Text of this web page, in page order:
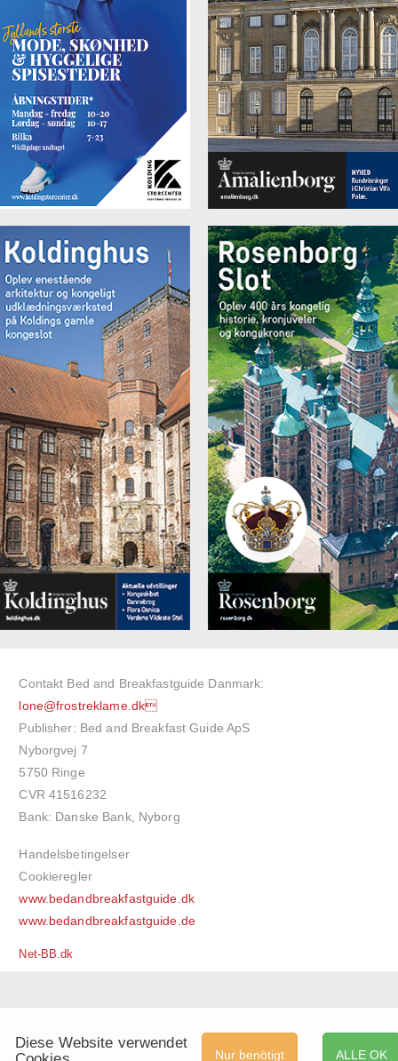
Contakt Bed and Breakfastguide Danmark:
lone@frostreklame.dk
Publisher: Bed and Breakfast Guide ApS
Nyborgvej 7
5750 Ringe
CVR 41516232
Bank: Danske Bank, Nyborg
Handelsbetingelser
Cookieregler
www.bedandbreakfastguide.dk
www.bedandbreakfastguide.de
Net-BB.dk
ALLE OK
Nur benötigt
Diese Website verwendet